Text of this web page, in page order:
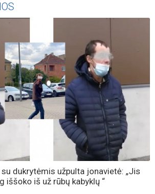
dukrytėmis užpulta jonavietė: „Jis
iššoko iš už rūbų kabyklų “